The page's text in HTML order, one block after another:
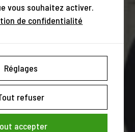
vous souhaitez activer.
de confidentialité
Réglages
refuser
accepter